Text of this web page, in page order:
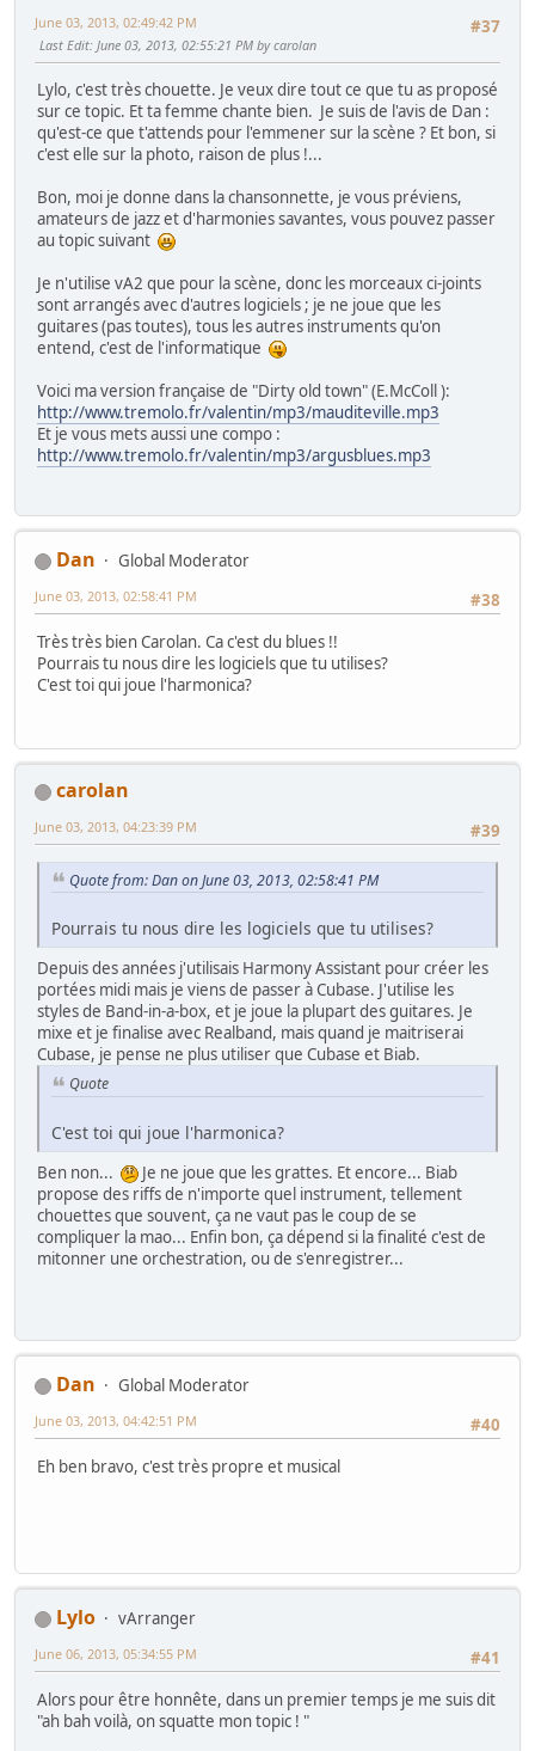
#37
June 03, 2013, 02:49:42 PM
Last Edit: June 03, 2013, 02:55:21 PM by carolan
Lylo, c'est très chouette. Je veux dire tout ce que tu as proposé
sur ce topic. Et ta femme chante bien. Je suis de l'avis de Dan :
qu'est-ce que t'attends pour l'emmener sur la scène ? Et bon, si
c'est elle sur la photo, raison de plus !...
Bon, moi je donne dans la chansonnette, je vous préviens,
amateurs de jazz et d'harmonies savantes, vous pouvez passer
au topic suivant
Je n'utilise vA2 que pour la scène, donc les morceaux ci-joints
sont arrangés avec d'autres logiciels ; je ne joue que les
guitares (pas toutes), tous les autres instruments qu'on
entend, c'est de l'informatique
Voici ma version française de "Dirty old town" (E.McColl ):
http://www.tremolo.fr/valentin/mp3/mauditeville.mp3
Et je vous mets aussi une compo :
http://www.tremolo.fr/valentin/mp3/argusblues.mp3
Dan
Global Moderator
#38
June 03, 2013, 02:58:41 PM
Très très bien Carolan. Ca c'est du blues !!
Pourrais tu nous dire les logiciels que tu utilises?
C'est toi qui joue l'harmonica?
carolan
#39
June 03, 2013, 04:23:39 PM
Quote from: Dan on June 03, 2013, 02:58:41 PM
Pourrais tu nous dire les logiciels que tu utilises?
Depuis des années j'utilisais Harmony Assistant pour créer les
portées midi mais je viens de passer à Cubase. J'utilise les
styles de Band-in-a-box, et je joue la plupart des guitares. Je
mixe et je finalise avec Realband, mais quand je maitriserai
Cubase, je pense ne plus utiliser que Cubase et Biab.
Quote
C'est toi qui joue l'harmonica?
Ben non...
Je ne joue que les grattes. Et encore... Biab
propose des riffs de n'importe quel instrument, tellement
chouettes que souvent, ça ne vaut pas le coup de se
compliquer la mao... Enfin bon, ça dépend si la finalité c'est de
mitonner une orchestration, ou de s'enregistrer...
Dan
Global Moderator
#40
June 03, 2013, 04:42:51 PM
Eh ben bravo, c'est très propre et musical
Lylo
vArranger
#41
June 06, 2013, 05:34:55 PM
Alors pour être honnête, dans un premier temps je me suis dit
"ah bah voilà, on squatte mon topic ! "